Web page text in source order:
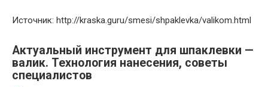
Источник: http://kraska.guru/smesi/shpaklevka/valikom.html
Актуальный инструмент для шпаклевки —
валик. Технология нанесения, советы
специалистов